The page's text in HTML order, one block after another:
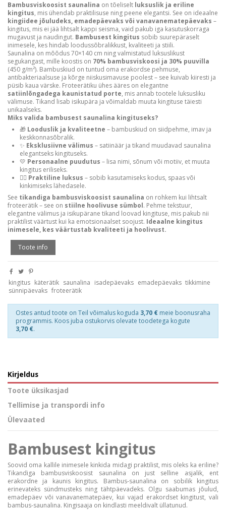
Bambusviskoosist saunalina on tõeliselt luksuslik ja eriline
kingitus, mis ühendab praktilisuse ning peene elegantsi. See on ideaalne
kingiidee jõuludeks, emadepäevaks või vanavanematepäevaks –
kingitus, mis ei jää lihtsalt kappi seisma, vaid pakub iga kasutuskorraga
mugavust ja naudingut. Bambusest kingitus sobib suurepäraselt
inimesele, kes hindab loodussõbralikkust, kvaliteeti ja stiili.
Saunalina on mõõdus 70×140 cm ning valmistatud luksuslikust
segukangast, mille koostis on 70% bambusviskoosi ja 30% puuvilla
(450 g/m²). Bambuskiud on tuntud oma erakordse pehmuse,
antibakteriaalsuse ja kõrge niiskusimavuse poolest – see kuivab kiiresti ja
püsib kaua värske. Froteerätiku ühes ääres on elegantne
satiinlõngadega kaunistatud porte, mis annab tootele luksusliku
välimuse. Tikand lisab isikupära ja võimaldab muuta kingituse täiesti
unikaalseks.
Miks valida bambusest saunalina kingituseks?
🎁 Looduslik ja kvaliteetne – bambuskiud on siidpehme, imav ja
keskkonnasõbralik.
✨ Eksklusiivne välimus – satiinäär ja tikand muudavad saunalina
elegantseks kingituseks.
💛 Personaalne puudutus – lisa nimi, sõnum või motiiv, et muuta
kingitus eriliseks.
🧖‍♀️ Praktiline luksus – sobib kasutamiseks kodus, spaas või
kinkimiseks lähedasele.
See tikandiga bambusviskoosist saunalina on rohkem kui lihtsalt
froteerätik – see on stiilne hoolivuse sümbol. Pehme tekstuur,
elegantne välimus ja isikupärane tikand loovad kingituse, mis pakub nii
praktilist väärtust kui ka emotsionaalset soojust. Ideaalne kingitus
inimesele, kes väärtustab kvaliteeti ja hoolivust.
Toote info
kingitus käterätik saunalina isadepäevaks emadepäevaks tikkimine
sünnipäevaks froteerätik
Ostes antud toote on Teil võimalus koguda 3,70 € meie boonusraha
programmis. Koos juba ostukorvis olevate toodetega kogute
3,70 €.
Kirjeldus
Toote üksikasjad
Tellimise ja transpordi info
Ülevaated
Bambusest kingitus
Soovid oma kallile inimesele kinkida midagi praktilist, mis oleks ka eriline?
Tikandiga bambusviskoosist saunalina on just selline asjalik, ent
erakordne ja kaunis kingitus. Bambus-saunalina on sobilik kingitus
erinevateks sündmusteks ning tähtpäevadeks. Olgu saabumas jõulud,
emadepäev või vanavanematepäev, kui vajad erakordset kingitust, vali
bambus-saunalina. Kingisaaja on kindlasti meeldivalt üllatunud.